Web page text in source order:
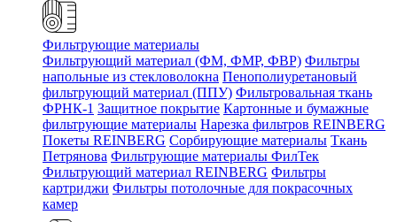
Фильтрующие материалы
Фильтрующий материал (ФМ, ФМР, ФВР) Фильтры
напольные из стекловолокна Пенополиуретановый
фильтрующий материал (ППУ) Фильтровальная ткань
ФРНК-1 Защитное покрытие Картонные и бумажные
фильтрующие материалы Нарезка фильтров REINBERG
Покеты REINBERG Сорбирующие материалы Ткань
Петрянова Фильтрующие материалы ФилТек
Фильтрующий материал REINBERG Фильтры
картриджи Фильтры потолочные для покрасочных
камер